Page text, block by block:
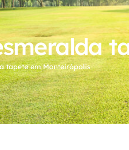
tapete​ em Monteirópolis